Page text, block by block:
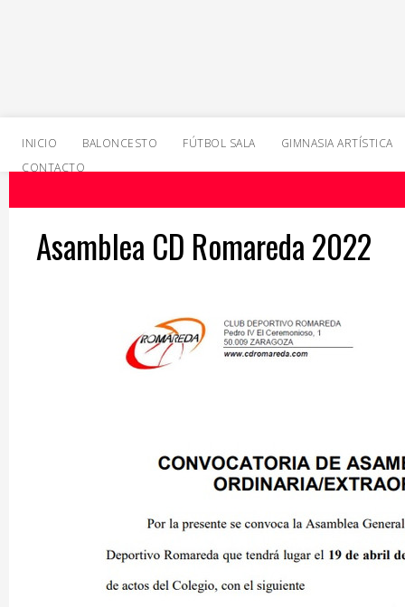
INICIO BALONCESTO FÚTBOL SALA
GIMNASIA ARTÍSTICA
CONTACTO
Asamblea CD Romareda 2022